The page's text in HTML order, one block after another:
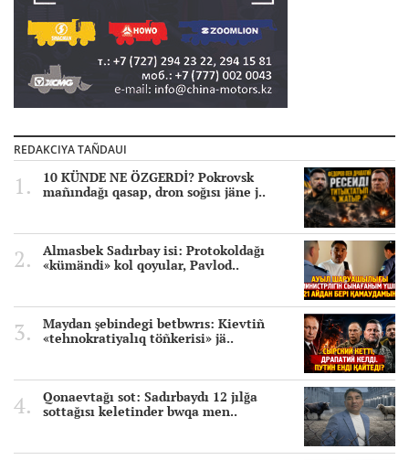
REDAKCIYA TAÑDAUI
10 KÜNDE NE ÖZGERDİ? Pokrovsk
mañındağı qasap, dron soğısı jäne j..
Almasbek Sadırbay isi: Protokoldağı
«kümändi» kol qoyular, Pavlod..
Maydan şebindegi betbwrıs: Kievtiñ
«tehnokratiyalıq töñkerisi» jä..
Qonaevtağı sot: Sadırbaydı 12 jılğa
sottağısı keletinder bwqa men..